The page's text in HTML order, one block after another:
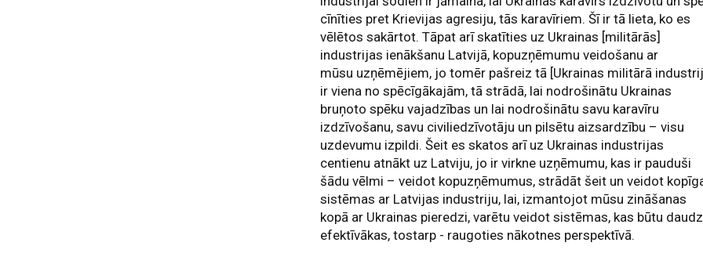
cīnīties pret Krievijas agresiju, tās karavīriem. Šī ir tā lieta, ko es
vēlētos sakārtot. Tāpat arī skatīties uz Ukrainas [militārās]
industrijas ienākšanu Latvijā, kopuzņēmumu veidošanu ar
mūsu uzņēmējiem, jo tomēr pašreiz tā [Ukrainas militārā
ir viena no spēcīgākajām, tā strādā, lai nodrošinātu Ukrainas
bruņoto spēku vajadzības un lai nodrošinātu savu karavīru
izdzīvošanu, savu civiliedzīvotāju un pilsētu aizsardzību – visu
uzdevumu izpildi. Šeit es skatos arī uz Ukrainas industrijas
centienu atnākt uz Latviju, jo ir virkne uzņēmumu, kas ir pauduši
šādu vēlmi – veidot kopuzņēmumus, strādāt šeit un veidot
sistēmas ar Latvijas industriju, lai, izmantojot mūsu zināšanas
kopā ar Ukrainas pieredzi, varētu veidot sistēmas, kas būtu daudz
efektīvākas, tostarp - raugoties nākotnes perspektīvā.